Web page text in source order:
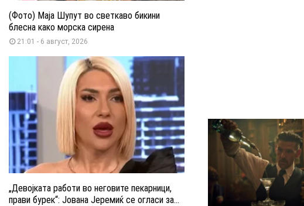
(Фото) Маја Шупут во светкаво бикини
блесна како морска сирена
21:01 - 6 август, 2026
„Девојката работи во неговите пекарници,
прави бурек“: Јована Јеремиќ се огласи за...